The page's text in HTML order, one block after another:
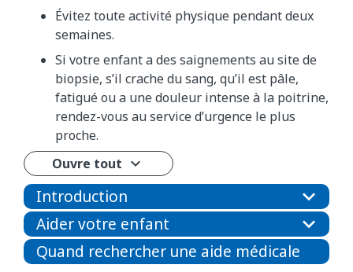
Évitez toute activité physique pendant deux
semaines.
Si votre enfant a des saignements au site de
biopsie, s’il crache du sang, qu’il est pâle,
fatigué ou a une douleur intense à la poitrine,
rendez-vous au service d’urgence le plus
proche.
Ouvre tout
Introduction
Aider votre enfant
Quand rechercher une aide médicale